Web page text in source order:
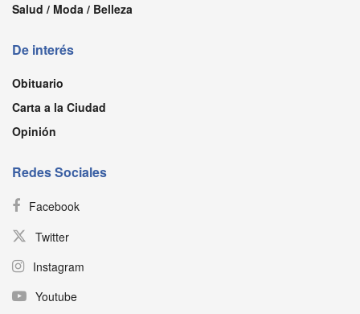
Salud / Moda / Belleza
De interés
Obituario
Carta a la Ciudad
Opinión
Redes Sociales
Facebook
Twitter
Instagram
Youtube